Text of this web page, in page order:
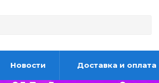
Новости Доставка и оплата